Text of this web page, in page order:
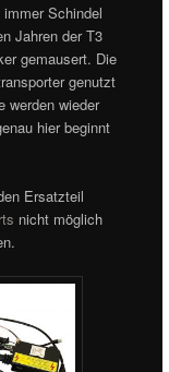
Schindel
Jahren der T3
gemausert. Die
genutzt
werden wieder
hier beginnt
Ersatzteil
nicht möglich